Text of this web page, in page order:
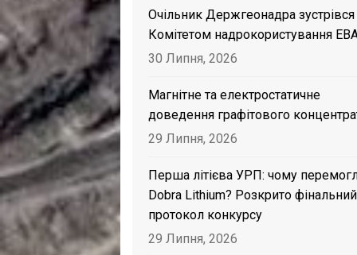
Очільник Держгеонадра зустрівся
Комітетом надрокористування
30 Липня, 2026
Магнітне та електростатичне
доведення графітового
29 Липня, 2026
Перша літієва УРП: чому
Dobra Lithium? Розкрито фінальний
протокол конкурсу
29 Липня, 2026